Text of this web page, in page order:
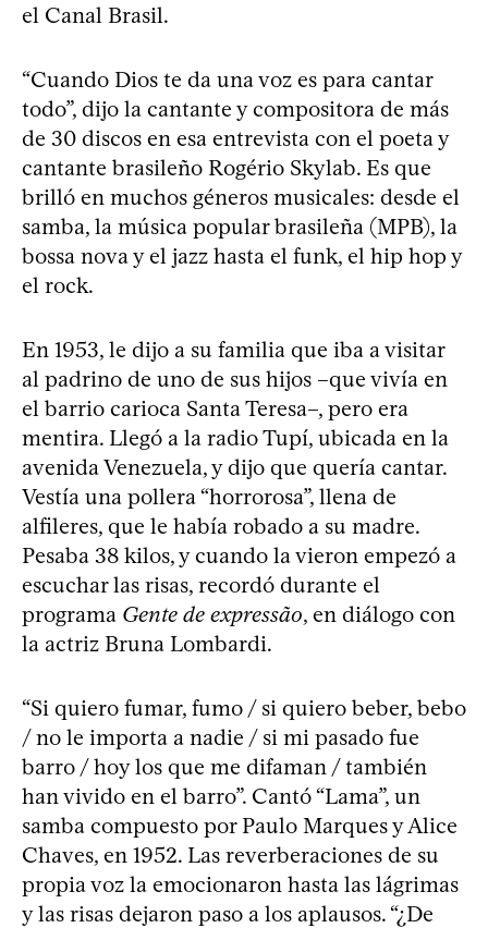
el Canal Brasil.
“Cuando Dios te da una voz es para cantar
todo”, dijo la cantante y compositora de más
de 30 discos en esa entrevista con el poeta y
cantante brasileño Rogério Skylab. Es que
brilló en muchos géneros musicales: desde el
samba, la música popular brasileña (MPB), la
bossa nova y el jazz hasta el funk, el hip hop y
el rock.
En 1953, le dijo a su familia que iba a visitar
al padrino de uno de sus hijos –que vivía en
el barrio carioca Santa Teresa–, pero era
mentira. Llegó a la radio Tupí, ubicada en la
avenida Venezuela, y dijo que quería cantar.
Vestía una pollera “horrorosa”, llena de
alfileres, que le había robado a su madre.
Pesaba 38 kilos, y cuando la vieron empezó a
escuchar las risas, recordó durante el
programa Gente de expressão, en diálogo con
la actriz Bruna Lombardi.
“Si quiero fumar, fumo / si quiero beber, bebo
/ no le importa a nadie / si mi pasado fue
barro / hoy los que me difaman / también
han vivido en el barro”. Cantó “Lama”, un
samba compuesto por Paulo Marques y Alice
Chaves, en 1952. Las reverberaciones de su
propia voz la emocionaron hasta las lágrimas
y las risas dejaron paso a los aplausos. “¿De